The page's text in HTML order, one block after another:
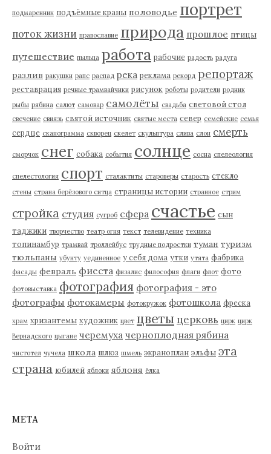
подмаренник подъёмные краны половодье портрет
поток жизни православие природа прошлое птицы
путешествие пыльца работа рабочие радость радуга
разлив ракушки рапс распад река реклама рекорд репортаж
реставрация речные трамвайчики рисунок роботы родители родник
рыбы рябина салют самовар самолёты свадьба световой стол
свечение свиязь святой источник святые места север семейские семья
сердце сканограмма скворец скелет скульптура слива слон смерть
сморчок снег собака события солнце сосна спелеология
спелестология спорт сталактиты староверы старость стекло
стены страна берёзового ситца страницы истории странное стрим
стройка студия сугроб сфера счастье сын
таджики творчество театр огня текст телевидение техника
топинамбур трамвай троллейбус трудные подростки туман туризм
тюльпаны убунту уединенное у себя дома утки утята фабрика
фасады февраль фиеста физалис философия флаги флот фото
фотовыставка фотография фотография - это
фотографы фотокамеры фотокружок фотошкола фреска
храм хризантемы художник цвет цветы церковь цирк цирк
Вернадского цыгане черемуха черноплодная рябина
чистотел чучела школа шлюз шмель экраноплан эльфы эта
страна юбилей яблоки яблоня ёлка
МЕТА
Войти